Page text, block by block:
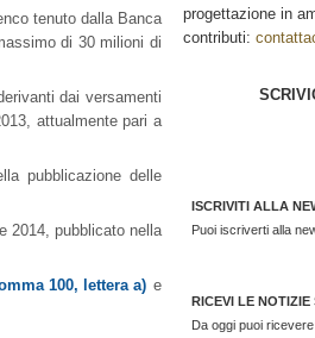
tenuto dalla Banca
di 30 milioni di
dai versamenti
attualmente pari a
pubblicazione delle
2014, pubblicato nella
100, lettera a) e
progettazione in
contributi:
ISCRIVITI ALLA
Puoi iscriverti alla
RICEVI LE NOTIZIE
Da oggi puoi